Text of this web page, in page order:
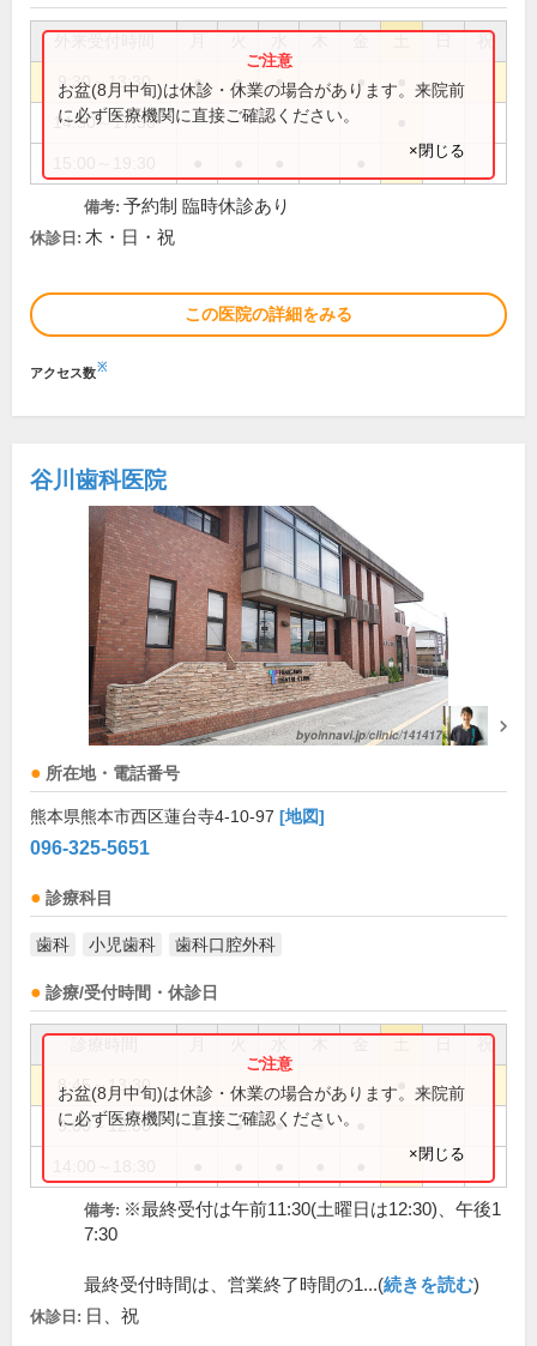
祝
9:30～13:30 ● ● ● ●
14:30～17:30
お盆(8月中旬)は休診・休業の場合があります。来院前
に必ず医療機関に直接ご確認ください。
×閉じる
備考: 予約制 臨時休診あり
休診日: 木・日・祝
この医院の詳細をみる
アクセス数※
谷川歯科医院
所在地・電話番号
熊本県熊本市西区蓮台寺4-10-97 [地図]
096-325-5651
診療科目
歯科 小児歯科 歯科口腔外科
診療/受付時間・休診日
祝
8:45～13:30
9:00～12:30 ● ● ● ●
お盆(8月中旬)は休診・休業の場合があります。来院前
に必ず医療機関に直接ご確認ください。
×閉じる
備考: ※最終受付は午前11:30(土曜日は12:30)、午後1
7:30
最終受付時間は、営業終了時間の1...(続きを読む)
休診日: 日、祝